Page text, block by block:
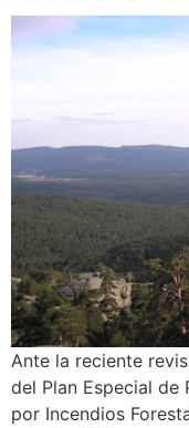
Ante la reciente
del Plan Especial de
por Incendios